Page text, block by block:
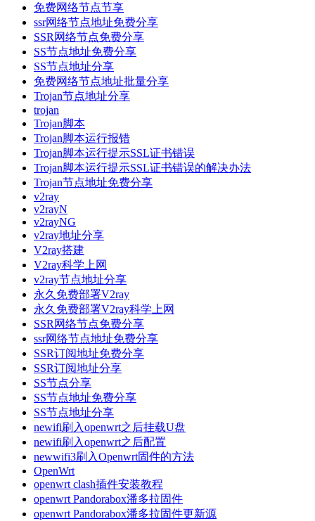
免费网络节点节享
ssr网络节点地址免费分享
SSR网络节点免费分享
SS节点地址免费分享
SS节点地址分享
免费网络节点地址批量分享
Trojan节点地址分享
trojan
Trojan脚本
Trojan脚本运行报错
Trojan脚本运行提示SSL证书错误
Trojan脚本运行提示SSL证书错误的解决办法
Trojan节点地址免费分享
v2ray
v2rayN
v2rayNG
v2ray地址分享
V2ray搭建
V2ray科学上网
v2ray节点地址分享
永久免费部署V2ray
永久免费部署V2ray科学上网
SSR网络节点免费分享
ssr网络节点地址免费分享
SSR订阅地址免费分享
SSR订阅地址分享
SS节点分享
SS节点地址免费分享
SS节点地址分享
newifi刷入openwrt之后挂载U盘
newifi刷入openwrt之后配置
newwifi3刷入Openwrt固件的方法
OpenWrt
openwrt clash插件安装教程
openwrt Pandorabox潘多拉固件
openwrt Pandorabox潘多拉固件更新源